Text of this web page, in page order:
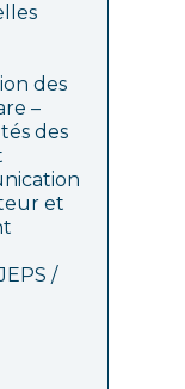
des
–
des
et
/